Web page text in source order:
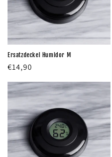
Ersatzdeckel Humidor M
Normaler
€14,90